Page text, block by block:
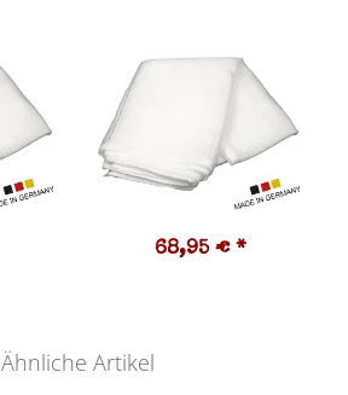
68,95 € *
Ähnliche Artikel